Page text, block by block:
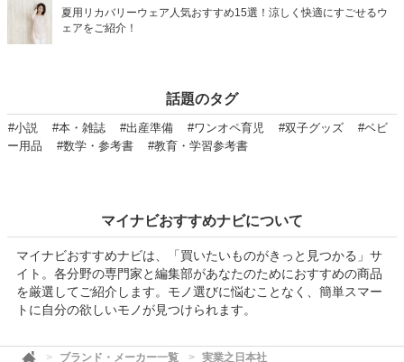
夏用リカバリーウェア人気おすすめ15選！涼しく快適にすごせるウ
ェアをご紹介！
話題のタグ
#小説 #本・雑誌 #出産準備 #ワンオペ育児 #双子グッズ
#ベビ
ー用品
#数学・参考書 #教育・学習参考書
マイナビおすすめナビについて
マイナビおすすめナビは、「買いたいものがきっと見つかる」サ
イト。各分野の専門家と編集部があなたのためにおすすめの商品
を厳選してご紹介します。モノ選びに悩むことなく、簡単スマー
トに自分の欲しいモノが見つけられます。
ブランド・メーカー一覧 実業之日本社